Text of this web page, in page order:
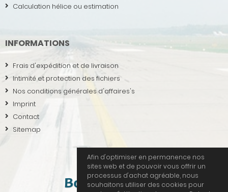
Calculation hélice ou estimation
INFORMATIONS
Frais d'expédition et de livraison
Intimité et protection des fichiers
Nos conditions générales d'affaires's
Imprint
Contact
Sitemap
Afin d'optimiser en permanence nos
sites web et de pouvoir vous offrir un
processus d'achat agréable, nous
souhaitons utiliser des cookies pour